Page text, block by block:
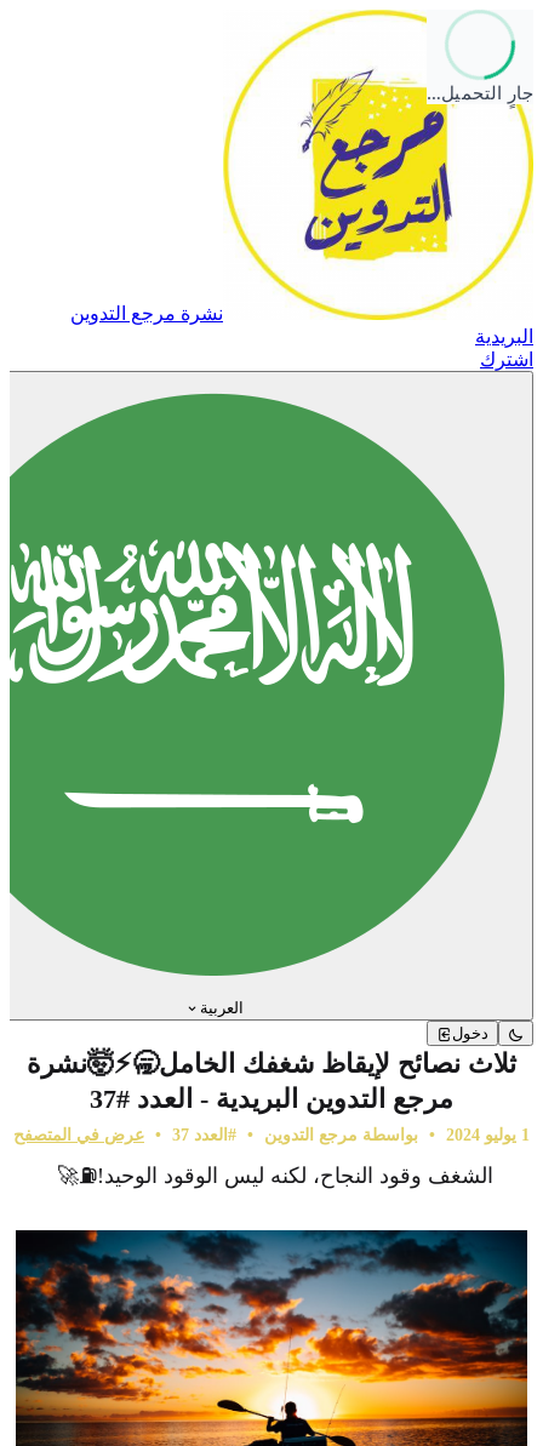
جارٍ التحميل…
نشرة مرجع التدوين
البريدية
اشترك
العربية
دخول
ثلاث نصائح لإيقاظ شغفك الخامل🥱⚡🤯نشرة
مرجع التدوين البريدية - العدد #37
1 يوليو 2024 • بواسطة مرجع التدوين • #العدد 37 • عرض في المتصفح
الشغف وقود النجاح، لكنه ليس الوقود الوحيد!⛽🚀